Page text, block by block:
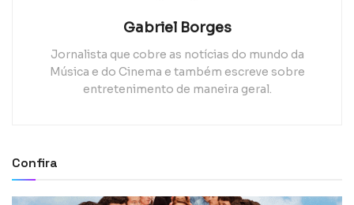
Gabriel Borges
Jornalista que cobre as notícias do mundo da
Música e do Cinema e também escreve sobre
entretenimento de maneira geral.
Confira